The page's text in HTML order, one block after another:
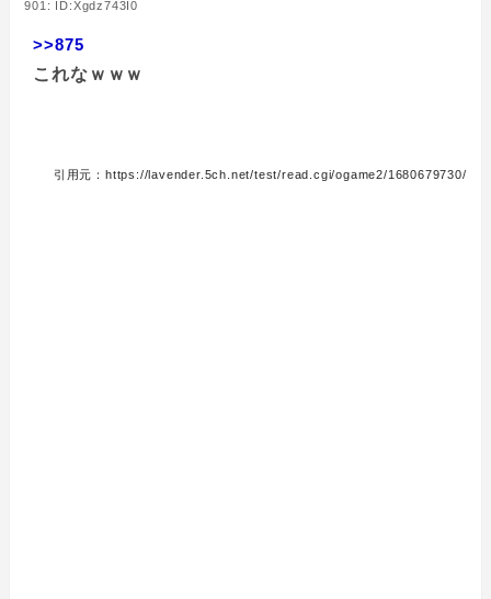
901: ID:Xgdz743I0
>>875
これなｗｗｗ
引用元：https://lavender.5ch.net/test/read.cgi/ogame2/1680679730/